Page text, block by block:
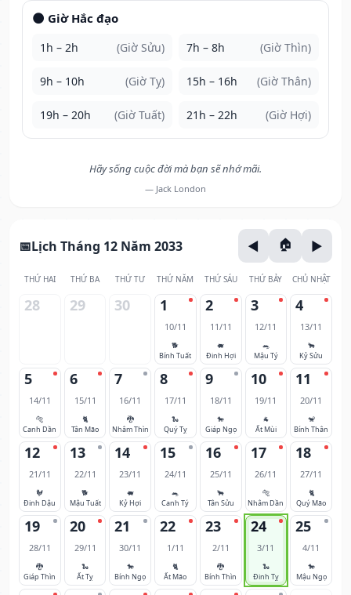
🌑 Giờ Hắc đạo
1h – 2h (Giờ Sửu) 7h – 8h (Giờ Thìn)
9h – 10h (Giờ Tỵ) 15h – 16h (Giờ Thân)
19h – 20h (Giờ Tuất) 21h – 22h (Giờ Hợi)
Hãy sống cuộc đời mà bạn sẽ nhớ mãi.
— Jack London
Lịch Tháng 12 Năm 2033
THỨ HAI THỨ BA THỨ TƯ THỨ NĂM THỨ SÁU THỨ BẢY CHỦ NHẬT
28 29 30 1
10/11
🐕
Bính Tuất
2
11/11
🐖
Đinh Hợi
3
12/11
🐀
Mậu Tý
4
13/11
🐂
Kỷ Sửu
5
14/11
🐅
Canh Dần
6
15/11
🐈
Tân Mão
7
16/11
🐉
Nhâm Thìn
8
17/11
🐍
Quý Tỵ
9
18/11
🐎
Giáp Ngọ
10
19/11
🐐
Ất Mùi
11
20/11
🐒
Bính Thân
12
21/11
🐓
Đinh Dậu
13
22/11
🐕
Mậu Tuất
14
23/11
🐖
Kỷ Hợi
15
24/11
🐀
Canh Tý
16
25/11
🐂
Tân Sửu
17
26/11
🐅
Nhâm Dần
18
27/11
🐈
Quý Mão
19
28/11
🐉
Giáp Thìn
20
29/11
🐍
Ất Tỵ
21
30/11
🐎
Bính Ngọ
22
1/11
🐈
Ất Mão
23
2/11
🐉
Bính Thìn
24
3/11
🐍
Đinh Tỵ
25
4/11
🐎
Mậu Ngọ